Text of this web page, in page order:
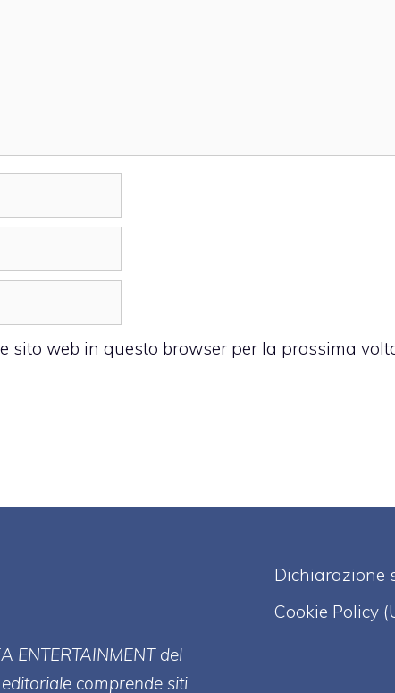
sito web in questo browser per la prossima
ENTERTAINMENT del
comprende siti
Dichiarazione
Cookie Policy